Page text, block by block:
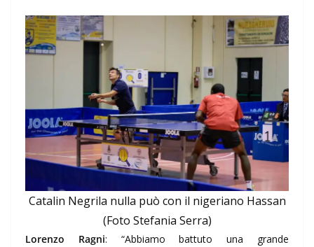
Catalin Negrila nulla può con il nigeriano Hassan
(Foto Stefania Serra)
Lorenzo Ragni: “Abbiamo battuto una grande